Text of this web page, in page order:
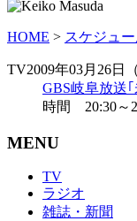
HOME > スケジュ
TV2009年03月26日
GBS岐阜放送
時間 20:30～
MENU
TV
ラジオ
雑誌・新聞